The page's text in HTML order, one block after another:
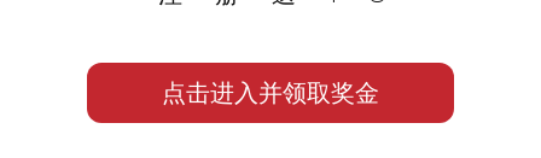
点击进入并领取奖金